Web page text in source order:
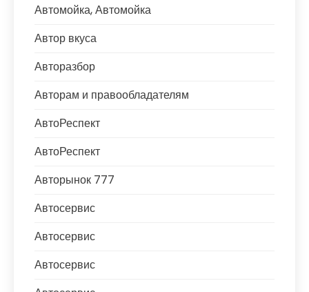
Автомойка, Автомойка
Автор вкуса
Авторазбор
Авторам и правообладателям
АвтоРеспект
АвтоРеспект
Авторынок 777
Автосервис
Автосервис
Автосервис